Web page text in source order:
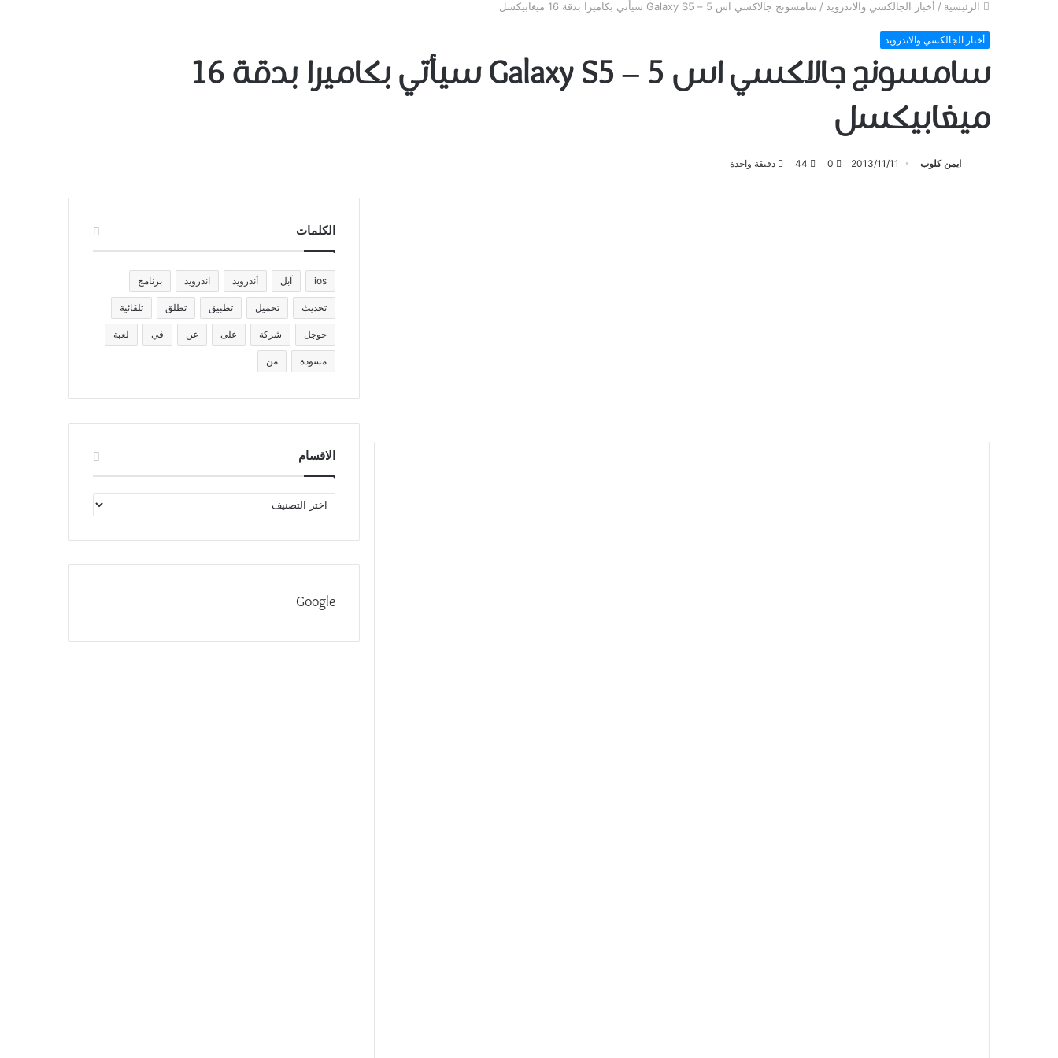
الرئيسية / أخبار الجالكسي والاندرويد / سامسونج جالاكسي اس 5 – Galaxy S5 سيأتي بكاميرا بدقة 16 ميغابيكسل
أخبار الجالكسي والاندرويد
سامسونج جالاكسي اس 5 – Galaxy S5 سيأتي بكاميرا بدقة 16
ميغابيكسل
ايمن كلوب 2013/11/11
0
44 دقيقة واحدة
الكلمات
ios آبل أندرويد اندرويد برنامج
تحديث تحميل تطبيق تطلق تلقائية
جوجل شركة على عن في لعبة
مسودة من
الاقسام
الاقسام
Google